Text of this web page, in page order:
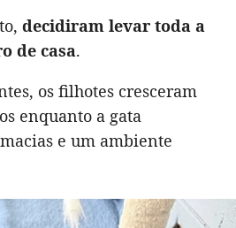
decidiram levar toda a
de casa.
os filhotes cresceram
enquanto a gata
e um ambiente